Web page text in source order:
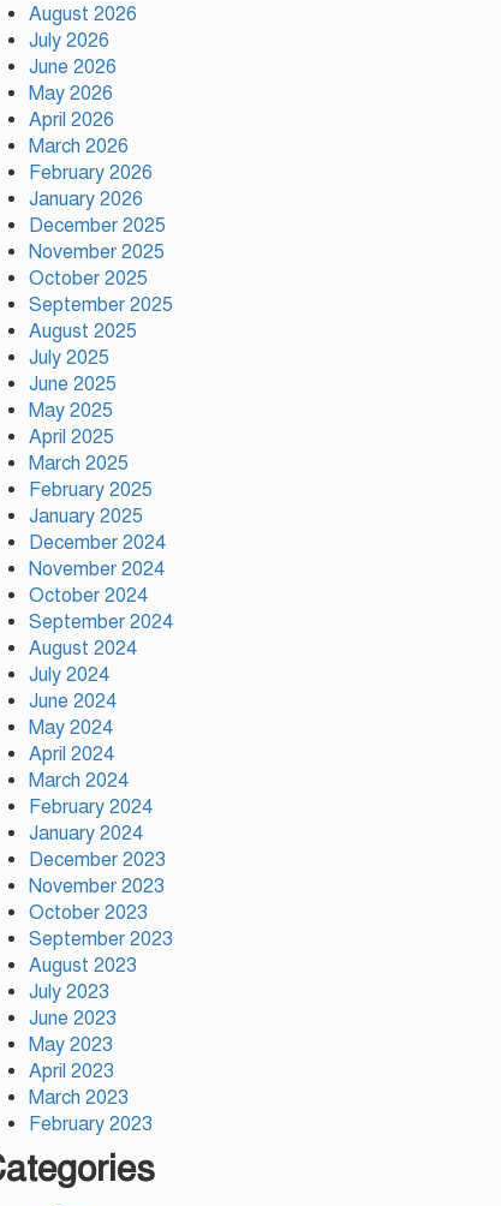
জমিয়ত
দুর্গাপূজায় আসছে সালমার নতুন
গান, রেকর্ড সম্পন্ন
August 2026
July 2026
June 2026
May 2026
April 2026
March 2026
February 2026
January 2026
December 2025
November 2025
October 2025
September 2025
August 2025
July 2025
June 2025
May 2025
April 2025
March 2025
February 2025
January 2025
December 2024
November 2024
October 2024
September 2024
August 2024
July 2024
June 2024
May 2024
April 2024
March 2024
February 2024
January 2024
December 2023
November 2023
October 2023
September 2023
August 2023
July 2023
June 2023
May 2023
April 2023
March 2023
February 2023